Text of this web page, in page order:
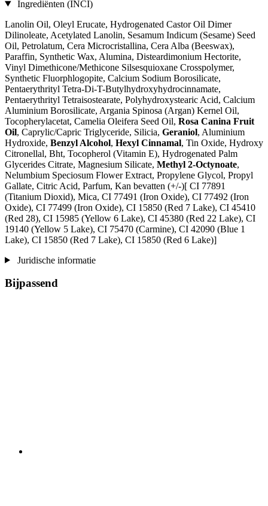
Ingrediënten (INCI)
Lanolin Oil, Oleyl Erucate, Hydrogenated Castor Oil Dimer
Dilinoleate, Acetylated Lanolin, Sesamum Indicum (Sesame) Seed
Oil, Petrolatum, Cera Microcristallina, Cera Alba (Beeswax),
Paraffin, Synthetic Wax, Alumina, Disteardimonium Hectorite,
Vinyl Dimethicone/Methicone Silsesquioxane Crosspolymer,
Synthetic Fluorphlogopite, Calcium Sodium Borosilicate,
Pentaerythrityl Tetra-Di-T-Butylhydroxyhydrocinnamate,
Pentaerythrityl Tetraisostearate, Polyhydroxystearic Acid, Calcium
Aluminium Borosilicate, Argania Spinosa (Argan) Kernel Oil,
Tocopherylacetat, Camelia Oleifera Seed Oil, Rosa Canina Fruit
Oil, Caprylic/Capric Triglyceride, Silicia, Geraniol, Aluminium
Hydroxide, Benzyl Alcohol, Hexyl Cinnamal, Tin Oxide, Hydroxy
Citronellal, Bht, Tocopherol (Vitamin E), Hydrogenated Palm
Glycerides Citrate, Magnesium Silicate, Methyl 2-Octynoate,
Nelumbium Speciosum Flower Extract, Propylene Glycol, Propyl
Gallate, Citric Acid, Parfum, Kan bevatten (+/-)[ CI 77891
(Titanium Dioxid), Mica, CI 77491 (Iron Oxide), CI 77492 (Iron
Oxide), CI 77499 (Iron Oxide), CI 15850 (Red 7 Lake), CI 45410
(Red 28), CI 15985 (Yellow 6 Lake), CI 45380 (Red 22 Lake), CI
19140 (Yellow 5 Lake), CI 75470 (Carmine), CI 42090 (Blue 1
Lake), CI 15850 (Red 7 Lake), CI 15850 (Red 6 Lake)]
Juridische informatie
Bijpassend